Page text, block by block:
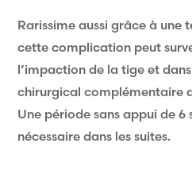
Rarissime aussi grâce à une
cette complication peut
l’impaction de la tige et
chirurgical complémentaire
Une période sans appui de 6
nécessaire dans les suites.